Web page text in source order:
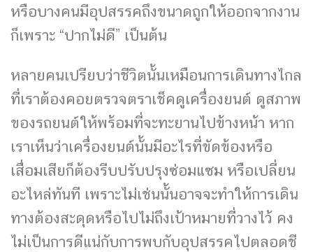
หรือบางคนมีอุปสรรคถึงขนาดถูกให้ออกจากงาน
ก็เพราะ “ปากไม่ดี” เป็นต้น
หลายคนเปรียบว่าชีวิตนั้นเหมือนการเดินทางไกล
ที่เราต้องคอยตรวจตราเช็คดูเครื่องยนต์ ดูสภาพ
ของรถยนต์ให้พร้อมที่จะทะยานไปข้างหน้า หาก
เราเห็นว่าเครื่องยนต์นั้นมีอะไรที่ขัดข้องหรือ
เสื่อมเสียก็ต้องรีบปรับปรุงซ่อมแซม หรือเปลี่ยน
อะไหล่ทันที เพราะไม่เช่นนั้นอาจจะทำให้การเดิน
ทางต้องสะดุดหรือไปไม่ถึงเป้าหมายที่วางไว้ คง
ไม่เป็นการดีแน่กับการพบกับอุปสรรคไปตลอดชี